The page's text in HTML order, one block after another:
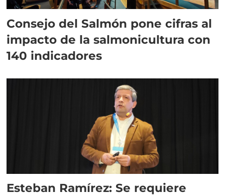
Consejo del Salmón pone cifras al
impacto de la salmonicultura con
140 indicadores
Esteban Ramírez: Se requiere